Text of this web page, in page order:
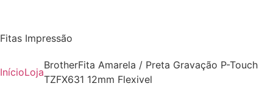
Fitas Impressão
InícioLoja
BrotherFita Amarela / Preta Gravação P-Touch
TZFX631 12mm Flexivel